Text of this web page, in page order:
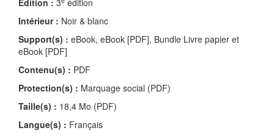
Édition : 3 édition
Intérieur : Noir & blanc
Support(s) : eBook, eBook [PDF], Bundle Livre papier et
eBook [PDF]
Contenu(s) : PDF
Protection(s) : Marquage social (PDF)
Taille(s) : 18,4 Mo (PDF)
Langue(s) : Français